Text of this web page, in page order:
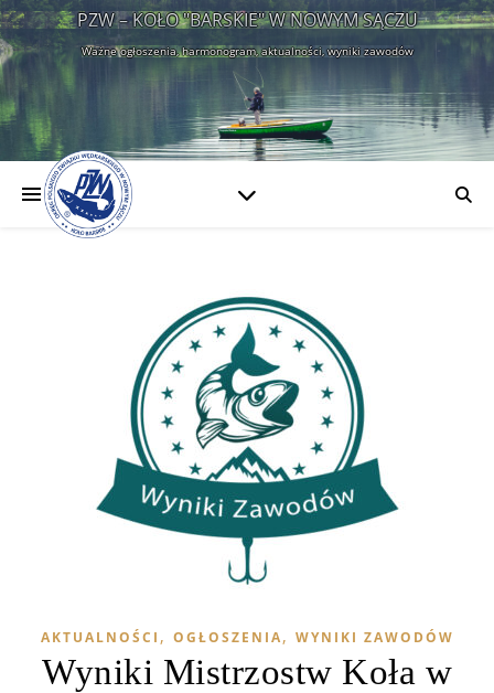
PZW – KOŁO "BARSKIE" W NOWYM SĄCZU
Ważne ogłoszenia, harmonogram, aktualności, wyniki zawodów
AKTUALNOŚCI , OGŁOSZENIA, WYNIKI ZAWODÓW
Wyniki Mistrzostw Koła w